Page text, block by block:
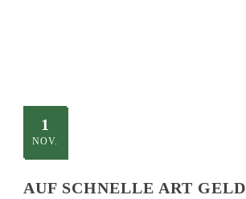
1
NOV.
AUF SCHNELLE ART GELD